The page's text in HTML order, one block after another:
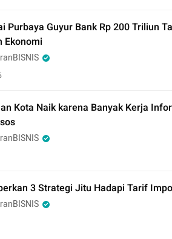
Purbaya Guyur Bank Rp 200 Triliun
Ekonomi
Kota Naik karena Banyak Kerja
3 Strategi Jitu Hadapi Tarif